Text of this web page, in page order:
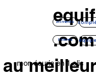
.com
aliments
litières
mon écurie en 1 clic
au